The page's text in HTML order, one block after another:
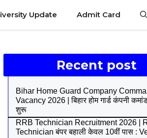
Update Admit Card
Recent post
Bihar Home Guard Company
Vacancy 2026 | बिहार होम गार्ड कंपनी
शुरू
RRB Technician Recruitment 2026 |
Technician बंपर बहाली केवल 10वीं पास :